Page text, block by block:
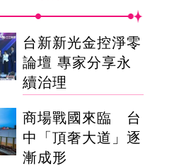
台新新光金控淨零
論壇 專家分享永
續治理
商場戰國來臨 台
中「頂奢大道」逐
漸成形